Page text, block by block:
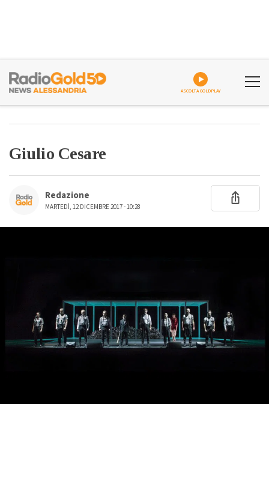
ASCOLTA GOLDPLAY
Giulio Cesare
Redazione
MARTEDÌ, 12 DICEMBRE 2017 - 10:28